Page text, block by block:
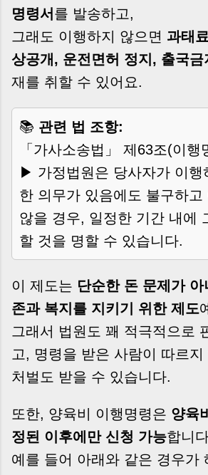
명령서 를 발송하고,
그래도 이행하지 않으면 과태
상공개, 운전면허 정지, 출국금
재를 취할 수 있어요.
📚 관련 법 조항:
「가사소송법」 제63조(이행
▶ 가정법원은 당사자가 이행
한 의무가 있음에도 불구하고
않을 경우, 일정한 기간 내에
할 것을 명할 수 있습니다.
이 제도는 단순한 돈 문제가
존과 복지를 지키기 위한 제도
그래서 법원도 꽤 적극적으로
고, 명령을 받은 사람이 따르지
처벌도 받을 수 있습니다.
또한, 양육비 이행명령은 양육
정된 이후에만 신청 가능합니
예를 들어 아래와 같은 경우가